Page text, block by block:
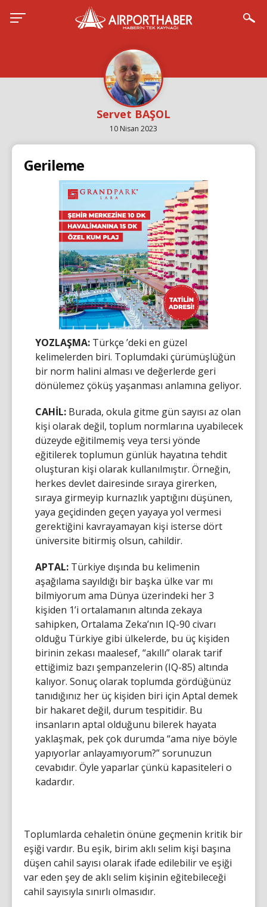
Servet BAŞOL
10 Nisan 2023
Gerileme
YOZLAŞMA: Türkçe ’deki en güzel
kelimelerden biri. Toplumdaki çürümüşlüğün
bir norm halini alması ve değerlerde geri
dönülemez çöküş yaşanması anlamına geliyor.
CAHİL: Burada, okula gitme gün sayısı az olan
kişi olarak değil, toplum normlarına uyabilecek
düzeyde eğitilmemiş veya tersi yönde
eğitilerek toplumun günlük hayatına tehdit
oluşturan kişi olarak kullanılmıştır. Örneğin,
herkes devlet dairesinde sıraya girerken,
sıraya girmeyip kurnazlık yaptığını düşünen,
yaya geçidinden geçen yayaya yol vermesi
gerektiğini kavrayamayan kişi isterse dört
üniversite bitirmiş olsun, cahildir.
APTAL: Türkiye dışında bu kelimenin
aşağılama sayıldığı bir başka ülke var mı
bilmiyorum ama Dünya üzerindeki her 3
kişiden 1’i ortalamanın altında zekaya
sahipken, Ortalama Zeka’nın IQ-90 civarı
olduğu Türkiye gibi ülkelerde, bu üç kişiden
birinin zekası maalesef, “akıllı” olarak tarif
ettiğimiz bazı şempanzelerin (IQ-85) altında
kalıyor. Sonuç olarak toplumda gördüğünüz
tanıdığınız her üç kişiden biri için Aptal demek
bir hakaret değil, durum tespitidir. Bu
insanların aptal olduğunu bilerek hayata
yaklaşmak, pek çok durumda “ama niye böyle
yapıyorlar anlayamıyorum?” sorunuzun
cevabıdır. Öyle yaparlar çünkü kapasiteleri o
kadardır.
Toplumlarda cehaletin önüne geçmenin kritik bir
eşiği vardır. Bu eşik, birim aklı selim kişi başına
düşen cahil sayısı olarak ifade edilebilir ve eşiği
var eden şey de aklı selim kişinin eğitebileceği
cahil sayısıyla sınırlı olmasıdır.